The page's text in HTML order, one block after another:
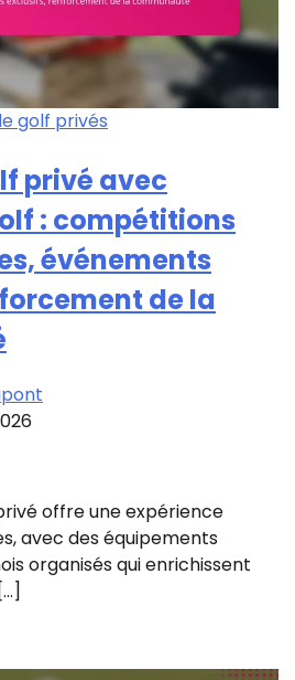
golf privés
privé avec
: compétitions
événements
de la
offre une expérience
avec des équipements
organisés qui enrichissent